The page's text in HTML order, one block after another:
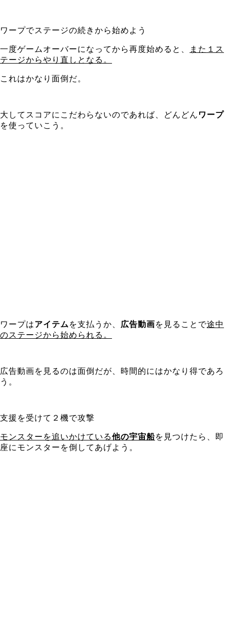
ワープでステージの続きから始めよう
一度ゲームオーバーになってから再度始めると、
また１ス
テージからやり直しとなる。
これはかなり面倒だ。
大してスコアにこだわらないのであれば、どんどん ワープ
を使っていこう。
ワープはアイテム を支払うか、 広告動画を見ることで途中
のステージから始められる。
広告動画を見るのは面倒だが、時間的にはかなり得であろ
う。
支援を受けて２機で攻撃
モンスターを追いかけている他の宇宙船を見つけたら、即
座にモンスターを倒してあげよう。